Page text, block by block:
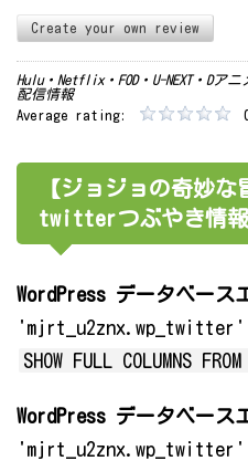
Create your own review
Hulu・Netflix・FOD・U-NEXT・Dア
配信情報
Average rating:
【ジョジョの奇妙
twitterつぶやき情報
WordPress データベース
SHOW FULL COLUMNS
WordPress データベース